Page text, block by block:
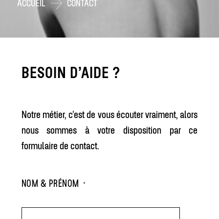
ACCUEIL CONTACT
BESOIN D’AIDE ?
Notre métier, c’est de vous écouter vraiment, alors
nous sommes à votre disposition par ce
formulaire de contact.
NOM & PRÉNOM *